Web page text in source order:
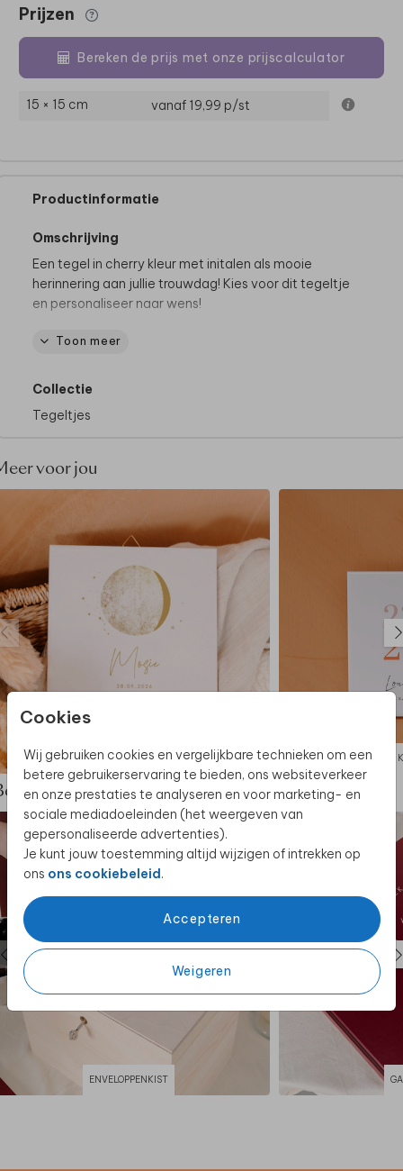
Cookies
Wij gebruiken cookies en vergelijkbare technieken om een
betere gebruikerservaring te bieden, ons websiteverkeer
en onze prestaties te analyseren en voor marketing- en
sociale mediadoeleinden (het weergeven van
gepersonaliseerde advertenties).
Je kunt jouw toestemming altijd wijzigen of intrekken op
ons ons cookiebeleid.
Accepteren
Weigeren
Prijzen
Bereken de prijs met onze prijscalculator
15 × 15 cm vanaf 19,99 p/st
Productinformatie
Omschrijving
Een tegel in cherry kleur met initalen als mooie
herinnering aan jullie trouwdag! Kies voor dit tegeltje
en personaliseer naar wens!
Dit product maakt deel uit van
Toon meer
Collectie
Tegeltjes
voor jou
KERAMIEK
de complete set
ENVELOPPENKIST